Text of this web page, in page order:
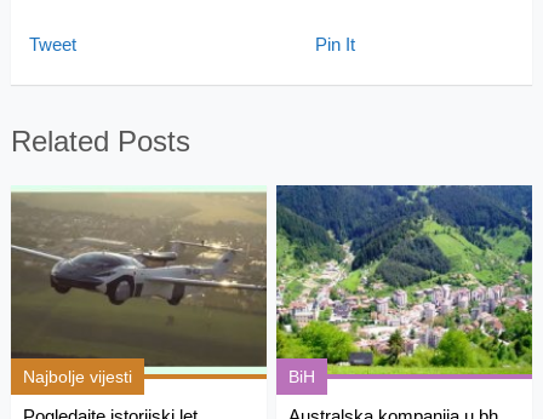
Tweet Pin It
Related Posts
Najbolje vijesti BiH